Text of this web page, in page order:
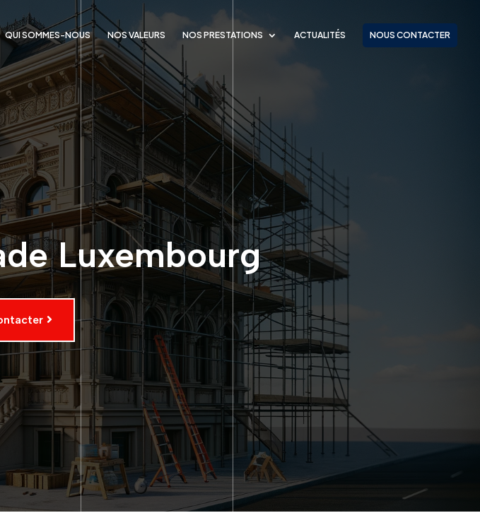
QUI SOMMES-NOUS NOS VALEURS NOS PRESTATIONS ACTUALITÉS NOUS CONTACTER
Luxembourg